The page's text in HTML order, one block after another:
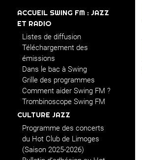
ACCUEIL SWING FM : JAZZ
ET RADIO
Listes de diffusion
Téléchargement des
émissions
Dans le bac à Swing
Grille des programmes
Comment aider Swing FM ?
Trombinoscope Swing FM
CULTURE JAZZ
Programme des concerts
du Hot Club de Limoges
(Saison 2025-2026)